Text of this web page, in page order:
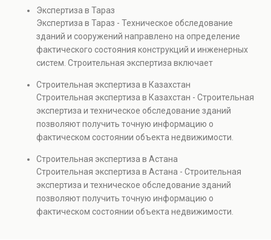
элементов и оценку эксплуатационной безопасности.
Услуга востребована при покупке недвижимости,
капитальном ремонте и реконструкции объектов, а
также при судебных разбирательствах и технических
проверках.
Экспертиза в Тараз
Экспертиза в Тараз - Техническое обследование
зданий и сооружений направлено на определение
фактического состояния конструкций и инженерных
систем. Строительная экспертиза включает
элементов и оценку эксплуатационной безопасности.
Услуга востребована при покупке недвижимости,
капитальном ремонте и реконструкции объектов, а
также при судебных разбирательствах и технических
проверках.
Строительная экспертиза в Казахстан
Строительная экспертиза в Казахстан - Строительная
экспертиза и техническое обследование зданий
позволяют получить точную информацию о
фактическом состоянии объекта недвижимости.
инженерных систем с выявлением скрытых дефектов
и нарушений. Услуга используется для проверки
качества строительства, подготовки к реконструкции,
оценки рисков и судебных разбирательств.
Результатом является официальное техническое
Строительная экспертиза в Астана
Строительная экспертиза в Астана - Строительная
экспертиза и техническое обследование зданий
позволяют получить точную информацию о
фактическом состоянии объекта недвижимости.